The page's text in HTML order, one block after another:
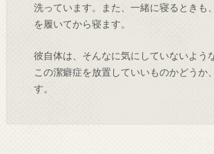
洗っています。また、一緒に寝るときも
を履いてから寝ます。
彼自体は、そんなに気にしていないよう
この潔癖症を放置していいものかどうか
す。